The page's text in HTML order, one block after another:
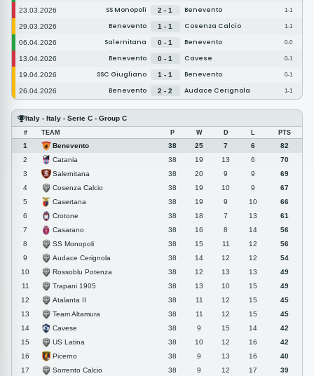
23.03.2026 SS Monopoli 2 - 1 Benevento 1-1
29.03.2026 Benevento 1 - 1 Cosenza Calcio 1-1
06.04.2026 Salernitana 0 - 1 Benevento 0-0
13.04.2026 Benevento 0 - 1 Cavese 0-1
19.04.2026 SSC Giugliano 1 - 1 Benevento 0-1
26.04.2026 Benevento 2 - 2 Audace Cerignola 1-1
Italy - Italy - Serie C - Group C
# TEAM P W D L PTS
1 Benevento 38 25 7 6
82
2
Catania 38 19 13 6
70
3
Salernitana 38 20 9 9
69
4
Cosenza Calcio 38 19 10 9
67
5
Casertana 38 19 9 10
66
6
Crotone 38 18 7 13
61
7
Casarano 38 16 8 14
56
8
SS Monopoli 38 15 11 12
56
9
Audace Cerignola 38 14 12 12
54
10
Rossoblu Potenza 38 12 13 13
49
11
Trapani 1905 38 13 10 15
49
12
Atalanta II 38 11 12 15
45
13
Team Altamura 38 11 12 15
45
14
Cavese 38 9 15 14
42
15
US Latina 38 10 12 16
42
16
Picerno 38 9 13 16
40
17
Sorrento Calcio 38 9 12 17
39